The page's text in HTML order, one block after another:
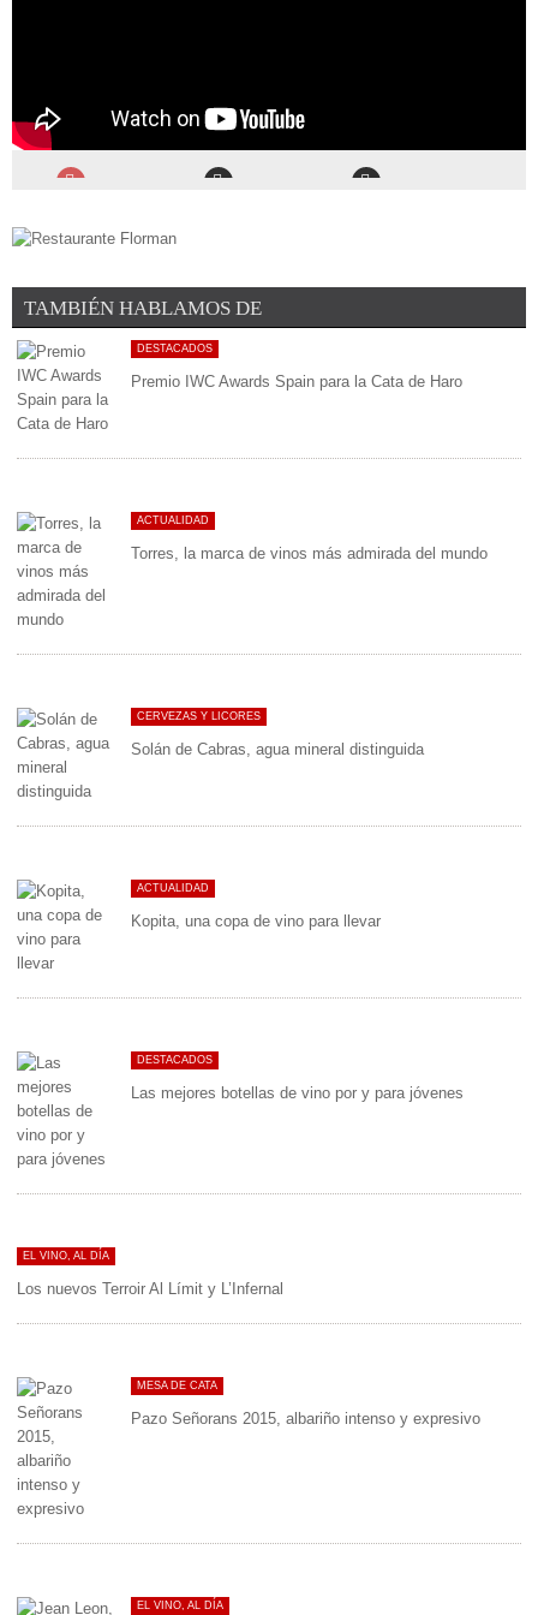
TAMBIÉN HABLAMOS DE
DESTACADOS
Premio IWC Awards Spain para la Cata de Haro
ACTUALIDAD
Torres, la marca de vinos más admirada del mundo
CERVEZAS Y LICORES
Solán de Cabras, agua mineral distinguida
ACTUALIDAD
Kopita, una copa de vino para llevar
DESTACADOS
Las mejores botellas de vino por y para jóvenes
EL VINO, AL DÍA
Los nuevos Terroir Al Límit y L’Infernal
MESA DE CATA
Pazo Señorans 2015, albariño intenso y expresivo
EL VINO, AL DÍA